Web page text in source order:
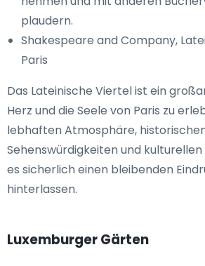
plaudern.
Shakespeare and Company,
Paris
Das Lateinische Viertel ist ein
Herz und die Seele von Paris zu
lebhaften Atmosphäre,
Sehenswürdigkeiten und
es sicherlich einen bleibenden
hinterlassen.
Luxemburger Gärten